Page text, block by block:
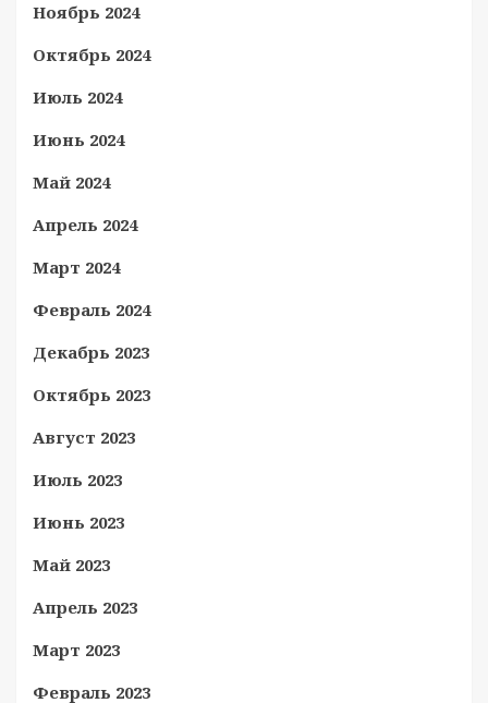
Ноябрь 2024
Октябрь 2024
Июль 2024
Июнь 2024
Май 2024
Апрель 2024
Март 2024
Февраль 2024
Декабрь 2023
Октябрь 2023
Август 2023
Июль 2023
Июнь 2023
Май 2023
Апрель 2023
Март 2023
Февраль 2023